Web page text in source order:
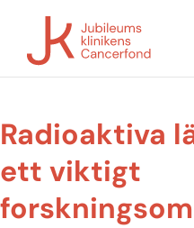
Radioaktiva
ett viktigt